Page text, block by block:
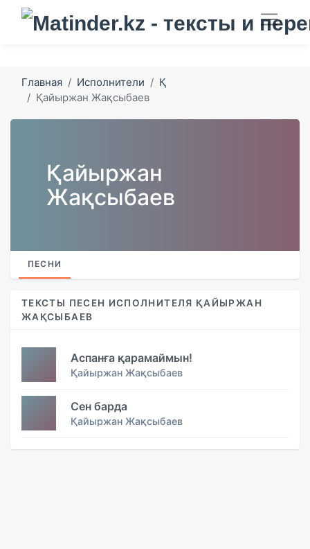
Главная Исполнители
Қ
Қайыржан Жақсыбаев
Қайыржан
Жақсыбаев
ПЕСНИ
ТЕКСТЫ ПЕСЕН ИСПОЛНИТЕЛЯ ҚАЙЫРЖАН
ЖАҚСЫБАЕВ
Аспанға қарамаймын!
Қайыржан Жақсыбаев
Сен барда
Қайыржан Жақсыбаев